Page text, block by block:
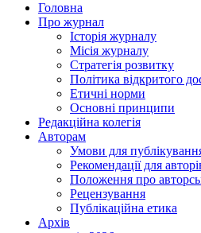
Головна
Про журнал
Історія журналу
Місія журналу
Стратегія розвитку
Політика відкритого
Етичні норми
Основні принципи
Редакційна колегія
Авторам
Умови для
Рекомендації для
Положення про
Рецензування
Публікаційна етика
Архів